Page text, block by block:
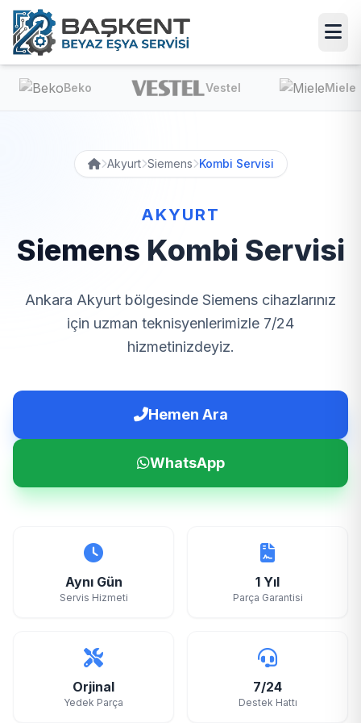
Beko Vestel Miele
Akyurt Siemens Kombi Servisi
AKYURT
Siemens Kombi Servisi
Ankara Akyurt bölgesinde Siemens cihazlarınız
için uzman teknisyenlerimizle 7/24
hizmetinizdeyiz.
Hemen Ara
WhatsApp
Aynı Gün
Servis Hizmeti
1 Yıl
Parça Garantisi
Orjinal
Yedek Parça
7/24
Destek Hattı